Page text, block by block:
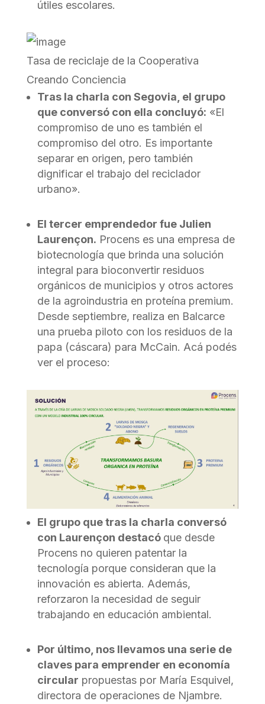
útiles escolares.
Tasa de reciclaje de la Cooperativa
Creando Conciencia
Tras la charla con Segovia, el grupo
que conversó con ella concluyó: «El
compromiso de uno es también el
compromiso del otro. Es importante
separar en origen, pero también
dignificar el trabajo del reciclador
urbano».
El tercer emprendedor fue Julien
Laurençon. Procens es una empresa de
biotecnología que brinda una solución
integral para bioconvertir residuos
orgánicos de municipios y otros actores
de la agroindustria en proteína premium.
Desde septiembre, realiza en Balcarce
una prueba piloto con los residuos de la
papa (cáscara) para McCain. Acá podés
ver el proceso:
El grupo que tras la charla conversó
con Laurençon destacó que desde
Procens no quieren patentar la
tecnología porque consideran que la
innovación es abierta. Además,
reforzaron la necesidad de seguir
trabajando en educación ambiental.
Por último, nos llevamos una serie de
claves para emprender en economía
circular propuestas por María Esquivel,
directora de operaciones de Njambre.